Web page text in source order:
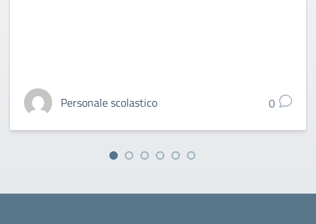
Personale scolastico 0